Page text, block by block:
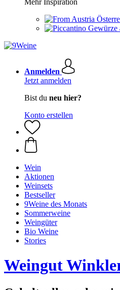
Mehr Inspiration
Gewürze
Anmelden
Jetzt anmelden
Bist du neu hier?
Konto erstellen
Wein
Aktionen
Weinsets
Bestseller
9Weine des Monats
Sommerweine
Weingüter
Bio Weine
Stories
Weingut